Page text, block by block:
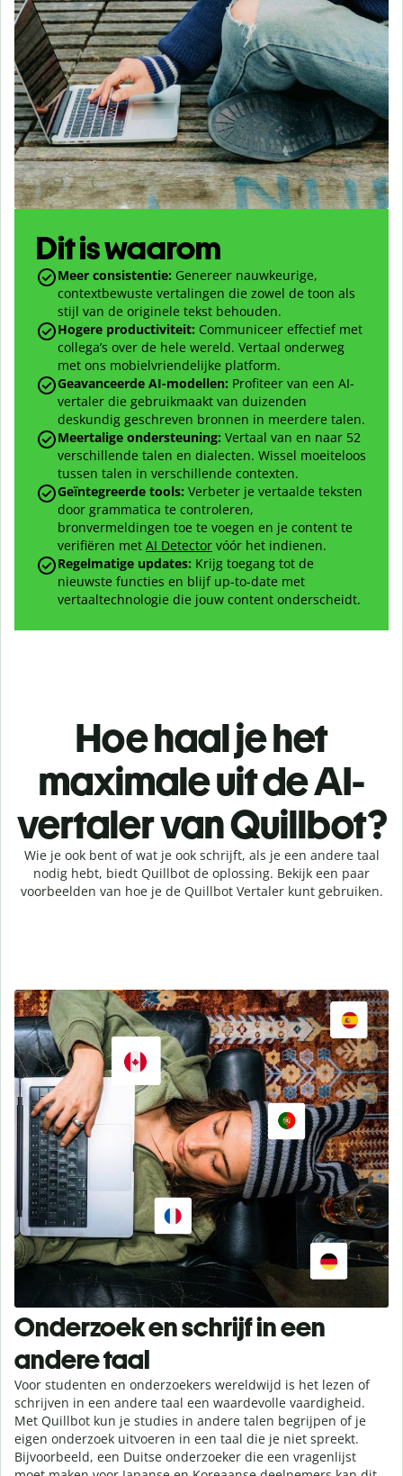
Dit is waarom
Meer consistentie: Genereer nauwkeurige,
contextbewuste vertalingen die zowel de toon als
stijl van de originele tekst behouden.
Hogere productiviteit: Communiceer effectief met
collega’s over de hele wereld. Vertaal onderweg
met ons mobielvriendelijke platform.
Geavanceerde AI-modellen: Profiteer van een AI-
vertaler die gebruikmaakt van duizenden
deskundig geschreven bronnen in meerdere talen.
Meertalige ondersteuning: Vertaal van en naar 52
verschillende talen en dialecten. Wissel moeiteloos
tussen talen in verschillende contexten.
Geïntegreerde tools: Verbeter je vertaalde teksten
door grammatica te controleren,
bronvermeldingen toe te voegen en je content te
verifiëren met AI Detector vóór het indienen.
Regelmatige updates: Krijg toegang tot de
nieuwste functies en blijf up-to-date met
vertaaltechnologie die jouw content onderscheidt.
Hoe haal je het
maximale uit de AI-
vertaler van Quillbot?
Wie je ook bent of wat je ook schrijft, als je een andere taal
nodig hebt, biedt Quillbot de oplossing. Bekijk een paar
voorbeelden van hoe je de Quillbot Vertaler kunt gebruiken.
Onderzoek en schrijf in een
andere taal
Voor studenten en onderzoekers wereldwijd is het lezen of
schrijven in een andere taal een waardevolle vaardigheid.
Met Quillbot kun je studies in andere talen begrijpen of je
eigen onderzoek uitvoeren in een taal die je niet spreekt.
Bijvoorbeeld, een Duitse onderzoeker die een vragenlijst